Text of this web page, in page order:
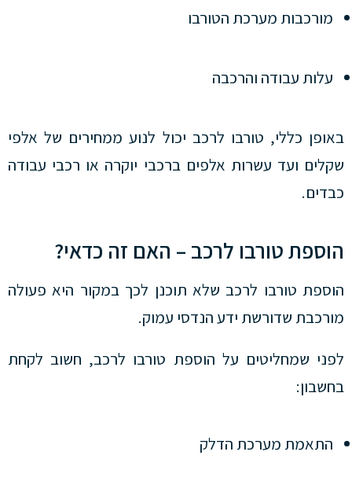
מורכבות מערכת הטורבו
עלות עבודה והרכבה
באופן כללי, טורבו לרכב יכול לנוע ממחירים של אלפי
שקלים ועד עשרות אלפים ברכבי יוקרה או רכבי עבודה
כבדים.
הוספת טורבו לרכב – האם זה כדאי?
הוספת טורבו לרכב שלא תוכנן לכך במקור היא פעולה
מורכבת שדורשת ידע הנדסי עמוק.
לפני שמחליטים על הוספת טורבו לרכב, חשוב לקחת
בחשבון:
התאמת מערכת הדלק